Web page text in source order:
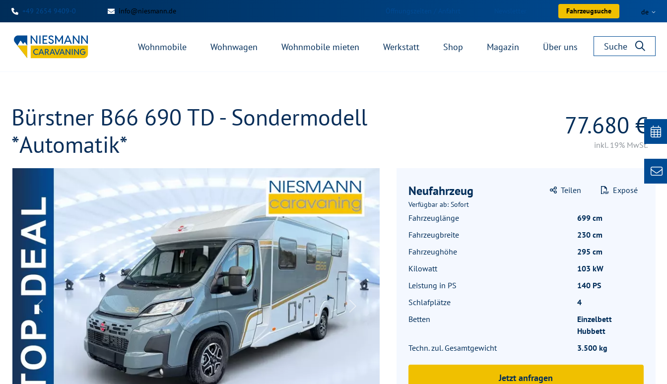
+49 2654 9409-0 info@niesmann.de Öffnungszeiten / Anfahrt Fahrzeugsuche de
Wohnmobile Wohnwagen Wohnmobile mieten Werkstatt Shop Magazin Über uns Suche
Bürstner B66 690 TD - Sondermodell
*Automatik*
77.680 €
inkl. 19% MwSt.
Previous Next
Neufahrzeug
Verfügbar ab: Sofort
Teilen Exposé
Fahrzeuglänge
699 cm
Fahrzeugbreite
230 cm
Fahrzeughöhe
295 cm
Kilowatt
103 kW
Leistung in PS
140 PS
Schlafplätze
4
Betten
Einzelbett
Hubbett
Techn. zul. Gesamtgewicht
3.500 kg
Jetzt anfragen